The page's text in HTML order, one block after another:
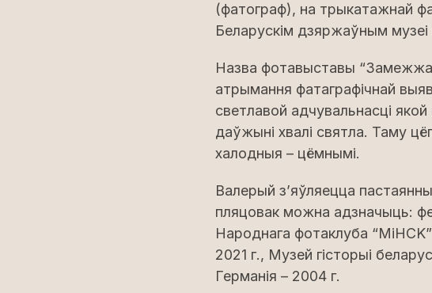
(фатограф), на трыкатажнай
Беларускім дзяржаўным
Назва фотавыставы
атрымання фатаграфічнай
светлавой адчувальнасці
даўжыні хвалі святла. Таму
халодныя – цёмнымі.
Валерый з’яўляецца
пляцовак можна адзначыць:
Народнага фотаклуба
2021 г., Музей гісторыі
Германія – 2004 г.